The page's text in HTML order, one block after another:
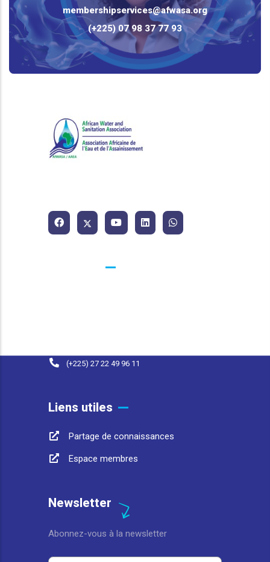
membershipservices@afwasa.org
(+225) 07 98 37 77 93
(+225) 27 22 49 96 11
Liens utiles
Partage de connaissances
Espace membres
Newsletter
Abonnez-vous à la newsletter